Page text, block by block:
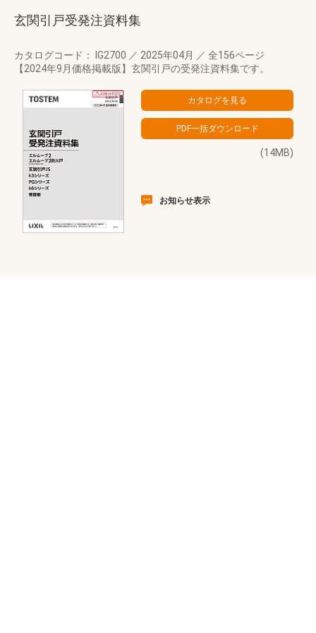
玄関引戸受発注資料集
カタログコード： IG2700 ／ 2025年04月 ／ 全156ページ
【2024年9月価格掲載版】玄関引戸の受発注資料集です。
(14MB)
お知らせ表示